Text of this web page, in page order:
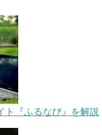
ト『ふるなび』を解説